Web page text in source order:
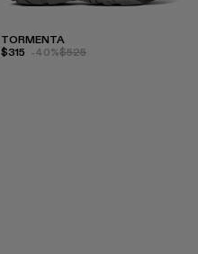
TORMENTA
$315 -40%$525